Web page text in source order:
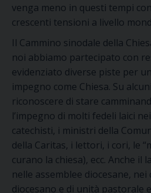
venga meno in questi tempi
crescenti tensioni a livello
Il Cammino sinodale della
noi abbiamo partecipato con
evidenziato diverse piste per
impegno come Chiesa. Su
riconoscere di stare
l’impegno di molti fedeli laici
catechisti, i ministri della
della Caritas, i lettori, i cori, le
curano la chiesa), ecc. Anche il
nelle assemblee diocesane,
diocesano e di unità pastorale